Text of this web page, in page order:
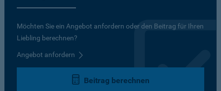
Möchten Sie ein Angebot anfordern oder den Beitrag für Ihren
Liebling berechnen?
Angebot anfordern
Beitrag berechnen